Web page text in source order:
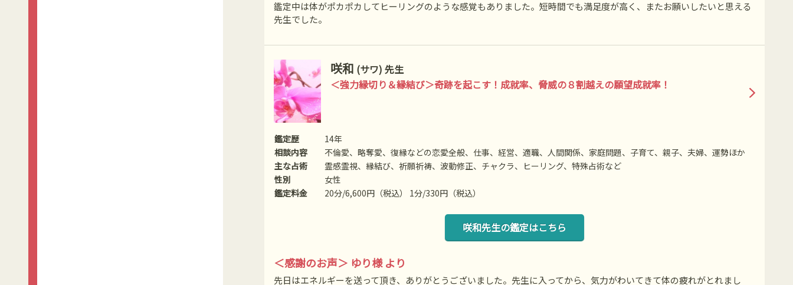
鑑定中は体がポカポカしてヒーリングのような感覚もありました。短時間でも満足度が高く、またお願いしたいと思える
先生でした。
咲和 (サワ) 先生
＜強力縁切り＆縁結び＞奇跡を起こす！成就率、脅威の８割越えの願望成就率！
鑑定歴
14年
相談内容
不倫愛、略奪愛、復縁などの恋愛全般、仕事、経営、適職、人間関係、家庭問題、子育て、親子、夫婦、運勢ほか
主な占術
霊感霊視、縁結び、祈願祈祷、波動修正、チャクラ、ヒーリング、特殊占術など
性別
女性
鑑定料金
20分/6,600円（税込） 1分/330円（税込）
咲和先生の鑑定はこちら
＜感謝のお声＞ ゆり様 より
先日はエネルギーを送って頂き、ありがとうございました。先生に入ってから、気力がわいてきて体の疲れがとれまし